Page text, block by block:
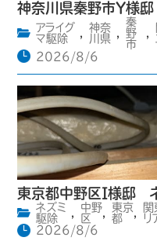
神奈川県秦野市Y様
アライグ
マ駆除
,
神奈
川県 ,
秦
野
市
,
2026/8/6
東京都中野区I様邸
ネズミ
駆除
,
中野
区
,
東京
都
,
関
リ
2026/8/6